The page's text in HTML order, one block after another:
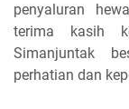
penyaluran
terima kasih
Simanjuntak
perhatian dan